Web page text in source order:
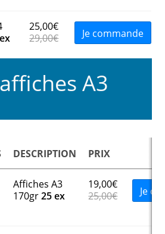
25,00€
29,00€ Je commande
A3
DESCRIPTION PRIX
Affiches A3
170gr25 ex
19,00€
25,00€ Je